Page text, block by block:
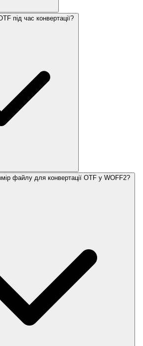
під час конвертації?
файлу для конвертації OTF у WOFF2?